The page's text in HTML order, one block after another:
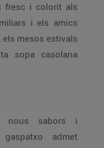
fresc i colorit als
i els amics
mesos estivals
sopa casolana
nous sabors i
admet